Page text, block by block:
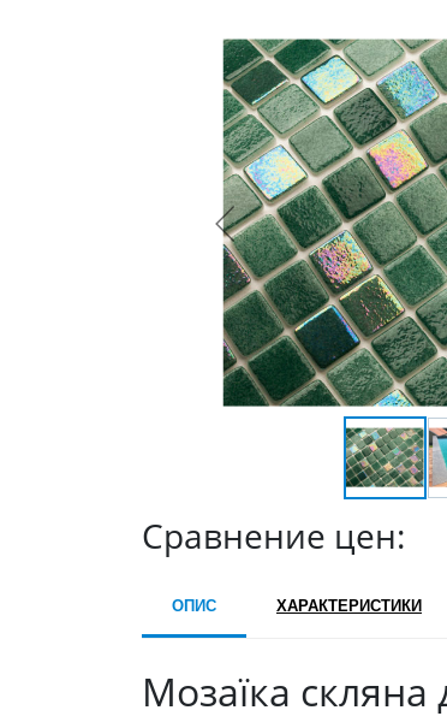
Сравнение цен:
ОПИС ХАРАКТЕРИСТИКИ
Мозаїка